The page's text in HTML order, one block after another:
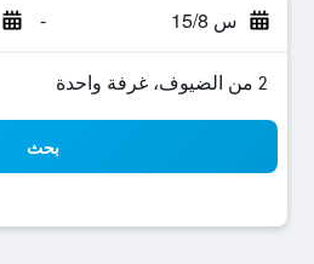
س 15/8 -
2 من الضيوف، غرفة واحدة
بحث